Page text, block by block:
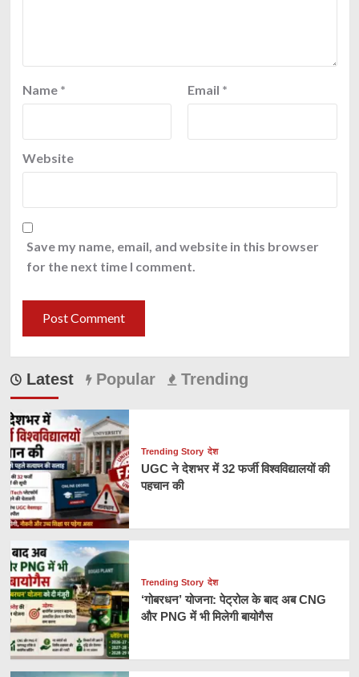
Name * Email *
Website
Save my name, email, and website in this browser
for the next time I comment.
Latest Popular Trending
Trending Story देश
UGC ने देशभर में 32 फर्जी विश्वविद्यालयों की
पहचान की
Trending Story देश
‘गोबरधन’ योजना: पेट्रोल के बाद अब CNG
और PNG में भी मिलेगी बायोगैस